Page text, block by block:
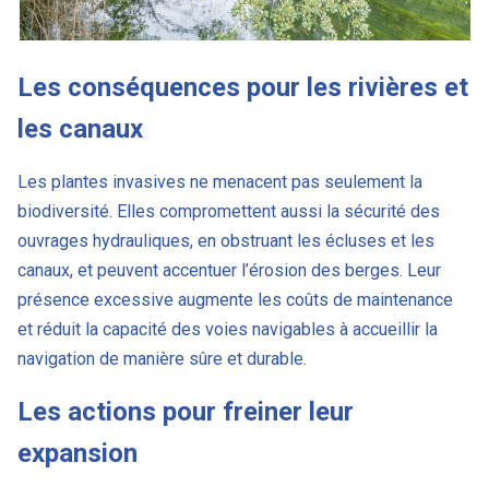
Les conséquences pour les rivières et
les canaux
Les plantes invasives ne menacent pas seulement la
biodiversité. Elles compromettent aussi la sécurité des
ouvrages hydrauliques, en obstruant les écluses et les
canaux, et peuvent accentuer l’érosion des berges. Leur
présence excessive augmente les coûts de maintenance
et réduit la capacité des voies navigables à accueillir la
navigation de manière sûre et durable.
Les actions pour freiner leur
expansion